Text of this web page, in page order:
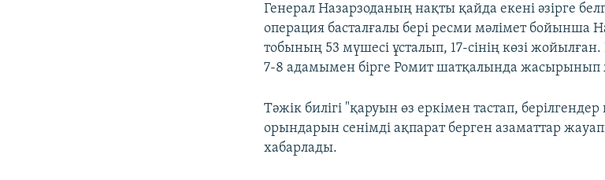
Генерал Назарзоданың нақты қайда екені әзірге
операция басталғалы бері ресми мәлімет бойынша
тобының 53 мүшесі ұсталып, 17-сінің көзі жойылған.
7-8 адамымен бірге Ромит шатқалында жасырынып
Тәжік билігі "қаруын өз еркімен тастап,
орындарын сенімді ақпарат берген азаматтар
хабарлады.